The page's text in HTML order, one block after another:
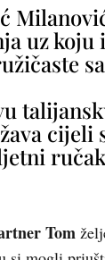
uz koju
cijeli
Tom